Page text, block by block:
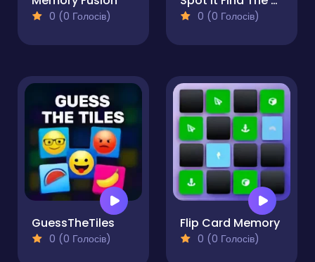
0 (0 Голосів) 0 (0 Голосів)
GuessTheTiles
0 (0 Голосів)
Flip Card Memory
0 (0 Голосів)